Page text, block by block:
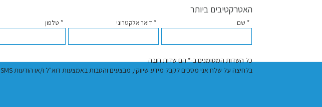
האטרקטיבים ביותר
* שם * דואר אלקטרוני * טלפון
כל השדות המסומנים ב-* הם שדות חובה
בלחיצה על שלח אני מסכים לקבל מידע שיווקי, מבצעים והטבות באמצעות דוא"ל ו/או הודעות SMS ומסכים לתנאי השימוש